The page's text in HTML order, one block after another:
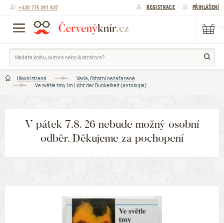
+420 775 281 837 REGISTRACE PŘIHLÁŠENÍ
Hlavní strana
Varia, Ostatní nezařazené
Ve světle tmy. Im Licht der Dunkelheit (antologie)
V pátek 7.8. 26 nebude možný osobní
odběr. Děkujeme za pochopení